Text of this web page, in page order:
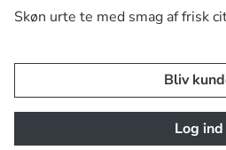
Skøn urte te med smag af frisk
Bliv
Log ind